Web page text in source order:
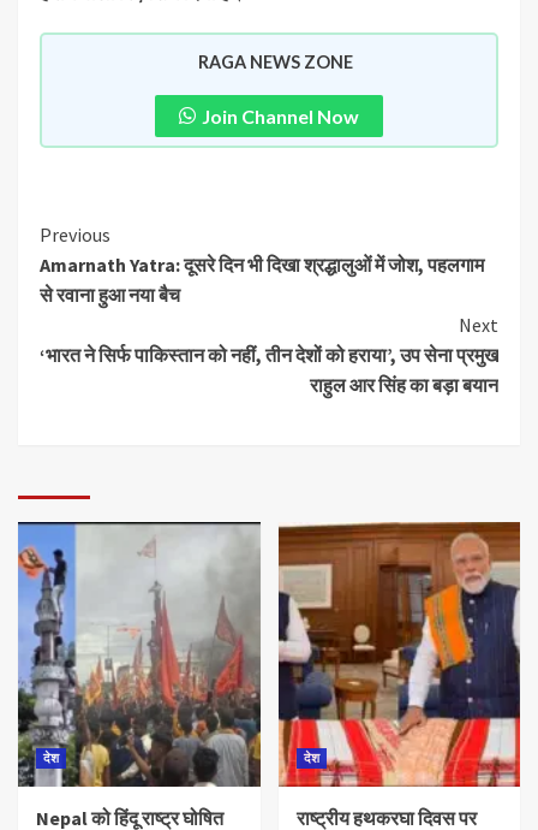
RAGA NEWS ZONE
Join Channel Now
Previous
Amarnath Yatra: दूसरे दिन भी दिखा श्रद्धालुओं में जोश, पहलगाम
से रवाना हुआ नया बैच
Next
‘भारत ने सिर्फ पाकिस्तान को नहीं, तीन देशों को हराया’, उप सेना प्रमुख
राहुल आर सिंह का बड़ा बयान
देश
Nepal को हिंदू राष्ट्र घोषित
देश
राष्ट्रीय हथकरघा दिवस पर